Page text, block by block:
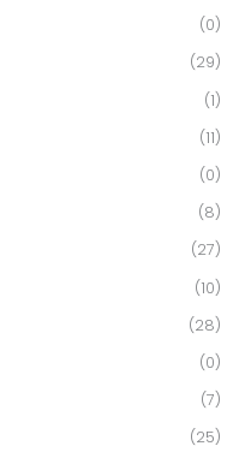
(0)
(29)
(1)
(11)
(0)
(8)
(27)
(10)
(28)
(0)
(7)
(25)